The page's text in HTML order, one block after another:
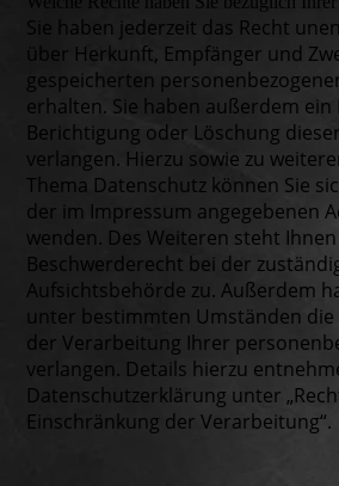
Sie haben jederzeit das Recht
über Herkunft, Empfänger und
gespeicherten
erhalten. Sie haben außerdem ein
Berichtigung oder Löschung
verlangen. Hierzu sowie zu
Thema Datenschutz können Sie
der im Impressum angegebenen
wenden. Des Weiteren steht
Beschwerderecht bei der
Aufsichtsbehörde zu. Außerdem
unter bestimmten Umständen die
der Verarbeitung Ihrer
verlangen. Details hierzu
Datenschutzerklärung unter
Einschränkung der Verarbeitung“.